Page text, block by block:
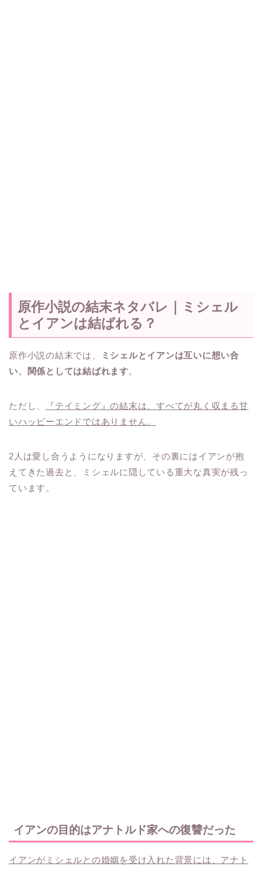
原作小説の結末ネタバレ｜ミシェル
とイアンは結ばれる？
原作小説の結末では、
ミシェルとイアンは互いに想い合
い、関係としては結ばれます。
ただし、
『テイミング』の結末は、すべてが丸く収まる甘
いハッピーエンドではありません。
2人は愛し合うようになりますが、その裏にはイアンが抱
えてきた過去と、ミシェルに隠している重大な真実が残っ
ています。
イアンの目的はアナトルド家への復讐だった
イアンがミシェルとの婚姻を受け入れた背景には、アナト